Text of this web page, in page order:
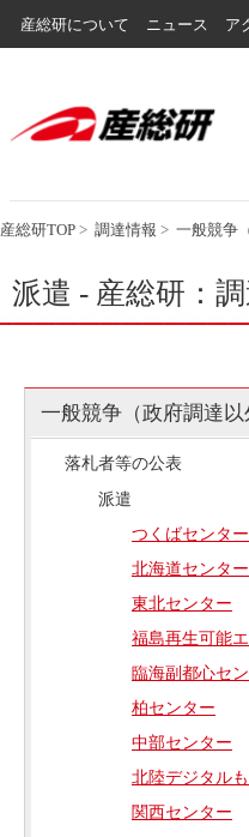
産総研について ニュース ア
産総研TOP > 調達情報 > 一般競争
派遣 - 産総研：
一般競争（政府調達以
落札者等の公表
派遣
つくばセンタ
北海道センター
東北センター
福島再生可能
臨海副都心セ
柏センター
中部センター
北陸デジタル
関西センター